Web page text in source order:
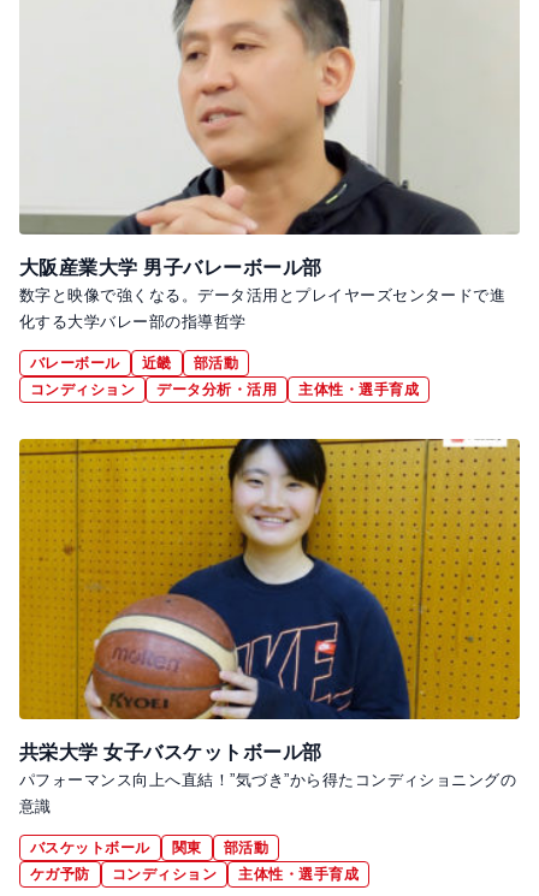
大阪産業大学 男子バレーボール部
数字と映像で強くなる。データ活用とプレイヤーズセンタードで進
化する大学バレー部の指導哲学
バレーボール 近畿
部活動
コンディション
データ分析・活用 主体性・選手育成
共栄大学 女子バスケットボール部
パフォーマンス向上へ直結！”気づき”から得たコンディショニングの
意識
バスケットボール 関東
部活動
ケガ予防
コンディション 主体性・選手育成